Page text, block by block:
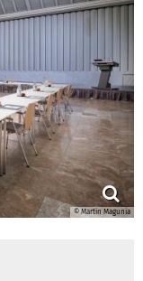
© Martin Magunia